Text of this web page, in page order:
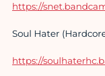
https://
Soul Hater
https://